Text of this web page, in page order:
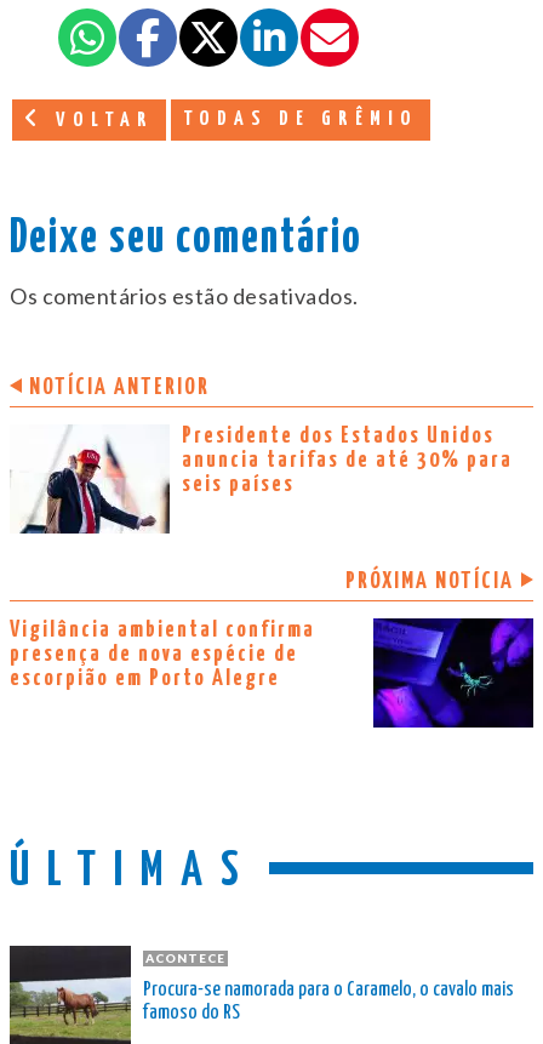
VOLTAR TODAS DE GRÊMIO
Deixe seu comentário
Os comentários estão desativados.
NOTÍCIA ANTERIOR
Presidente dos Estados Unidos
anuncia tarifas de até 30% para
seis países
PRÓXIMA NOTÍCIA
Vigilância ambiental confirma
presença de nova espécie de
escorpião em Porto Alegre
ÚLTIMAS
ACONTECE
Procura-se namorada para o Caramelo, o cavalo mais
famoso do RS